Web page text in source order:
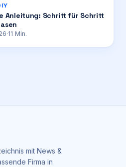
Anleitung: Schritt für Schritt
·11 Min.
mit News &
Firma in